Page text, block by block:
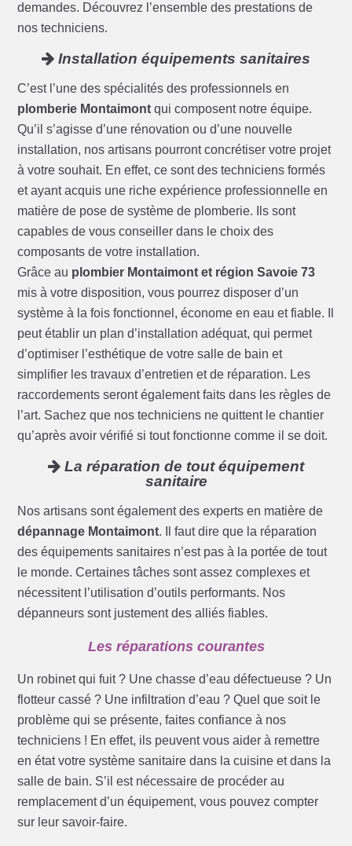
demandes. Découvrez l’ensemble des prestations de
nos techniciens.
Installation équipements sanitaires
C’est l’une des spécialités des professionnels en
plomberie Montaimont qui composent notre équipe.
Qu’il s’agisse d’une rénovation ou d’une nouvelle
installation, nos artisans pourront concrétiser votre projet
à votre souhait. En effet, ce sont des techniciens formés
et ayant acquis une riche expérience professionnelle en
matière de pose de système de plomberie. Ils sont
capables de vous conseiller dans le choix des
composants de votre installation.
Grâce au plombier Montaimont et région Savoie 73
mis à votre disposition, vous pourrez disposer d’un
système à la fois fonctionnel, économe en eau et fiable. Il
peut établir un plan d’installation adéquat, qui permet
d’optimiser l’esthétique de votre salle de bain et
simplifier les travaux d’entretien et de réparation. Les
raccordements seront également faits dans les règles de
l’art. Sachez que nos techniciens ne quittent le chantier
qu’après avoir vérifié si tout fonctionne comme il se doit.
La réparation de tout équipement
sanitaire
Nos artisans sont également des experts en matière de
dépannage Montaimont. Il faut dire que la réparation
des équipements sanitaires n’est pas à la portée de tout
le monde. Certaines tâches sont assez complexes et
nécessitent l’utilisation d’outils performants. Nos
dépanneurs sont justement des alliés fiables.
Les réparations courantes
Un robinet qui fuit ? Une chasse d’eau défectueuse ? Un
flotteur cassé ? Une infiltration d’eau ? Quel que soit le
problème qui se présente, faites confiance à nos
techniciens ! En effet, ils peuvent vous aider à remettre
en état votre système sanitaire dans la cuisine et dans la
salle de bain. S’il est nécessaire de procéder au
remplacement d’un équipement, vous pouvez compter
sur leur savoir-faire.